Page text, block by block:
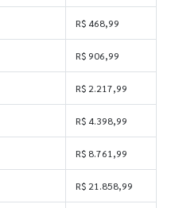
R$ 468,99
R$ 906,99
R$ 2.217,99
R$ 4.398,99
R$ 8.761,99
R$ 21.858,99